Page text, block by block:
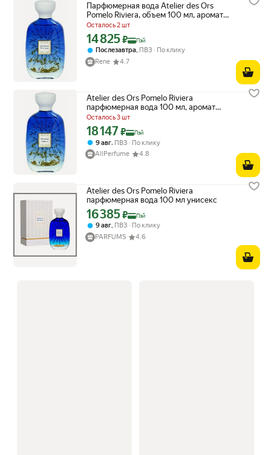
Парфюмерная вода Atelier des Ors
Pomelo Riviera, объем 100 мл, аромат
женский
Осталось 2 шт
Цена с картой Яндекс Пэй 14825 ₽ вместо
14 825₽ Пэй
Послезавтра ПВЗ
По клику
Rene
4.7
Atelier des Ors Pomelo Riviera
парфюмерная вода 100 мл, аромат
унисекс
Осталось 3 шт
Цена с картой Яндекс Пэй 18147 ₽ вместо
18 147₽ Пэй
9 авг, ПВЗ
По клику
AllPerfume
4.8
Atelier des Ors Pomelo Riviera
парфюмерная вода 100 мл унисекс
Цена с картой Яндекс Пэй 16385 ₽ вместо
16 385₽ Пэй
9 авг, ПВЗ
По клику
PARFUMS
4.6